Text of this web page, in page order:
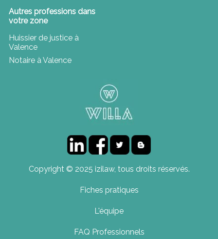
Autres professions dans
votre zone
Huissier de justice à
Valence
Notaire à Valence
Copyright © 2025 izilaw, tous droits réservés.
Fiches pratiques
L'équipe
FAQ Professionnels